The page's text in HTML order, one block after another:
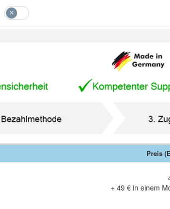
Preis
+ 49 € in einem